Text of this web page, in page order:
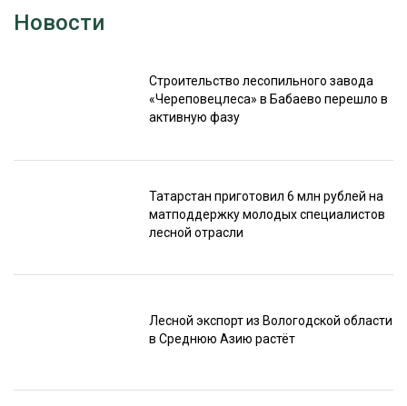
Новости
Строительство лесопильного завода
«Череповецлеса» в Бабаево перешло в
активную фазу
Татарстан приготовил 6 млн рублей на
матподдержку молодых специалистов
лесной отрасли
Лесной экспорт из Вологодской области
в Среднюю Азию растёт